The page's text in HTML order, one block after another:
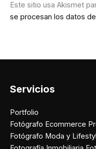
Este sitio usa Akismet
se procesan los datos
Servicios
Portfolio
Fotógrafo Ecommerce
Fotógrafo Moda y